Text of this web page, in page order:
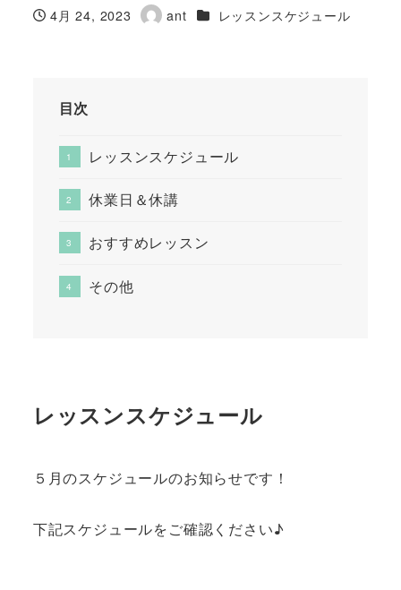
投稿日
4月 24, 2023
著
ant カテゴリー
レッスンスケジュール
目次
レッスンスケジュール
休業日＆休講
おすすめレッスン
その他
レッスンスケジュール
５月のスケジュールのお知らせです！
下記スケジュールをご確認ください♪